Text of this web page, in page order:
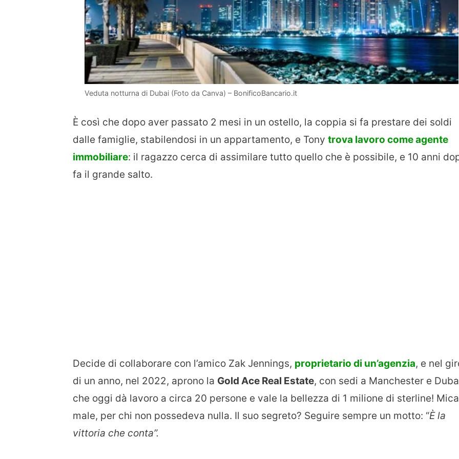
Veduta notturna di Dubai (Foto da Canva) – BonificoBancario.it
È così che dopo aver passato 2 mesi in un ostello, la coppia si fa prestare dei soldi
dalle famiglie, stabilendosi in un appartamento, e Tony trova lavoro come agente
immobiliare: il ragazzo cerca di assimilare tutto quello che è possibile, e 10 anni
fa il grande salto.
Decide di collaborare con l’amico Zak Jennings, proprietario di un’agenzia, e nel
di un anno, nel 2022, aprono la Gold Ace Real Estate, con sedi a Manchester e
che oggi dà lavoro a circa 20 persone e vale la bellezza di 1 milione di sterline! Mica
male, per chi non possedeva nulla. Il suo segreto? Seguire sempre un motto: “È la
vittoria che conta”.